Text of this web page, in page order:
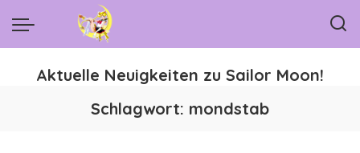
Aktuelle Neuigkeiten zu Sailor Moon!
Schlagwort: mondstab